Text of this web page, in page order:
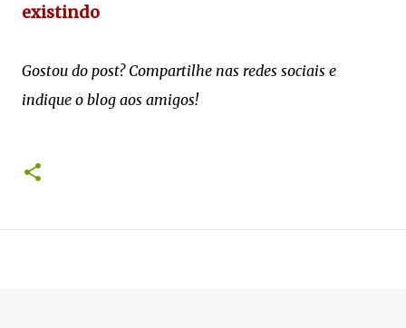
existindo
Gostou do post? Compartilhe nas redes sociais e
indique o blog aos amigos!